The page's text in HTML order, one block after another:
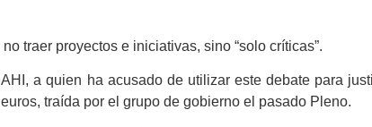
traer proyectos e iniciativas, sino “solo críticas”.
a quien ha acusado de utilizar este debate para
traída por el grupo de gobierno el pasado Pleno.